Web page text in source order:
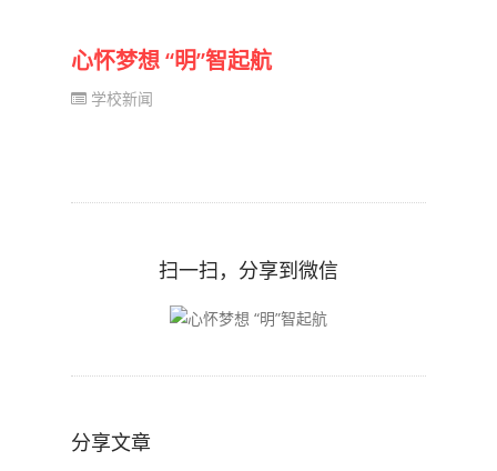
心怀梦想 “明”智起航
学校新闻
扫一扫，分享到微信
分享文章